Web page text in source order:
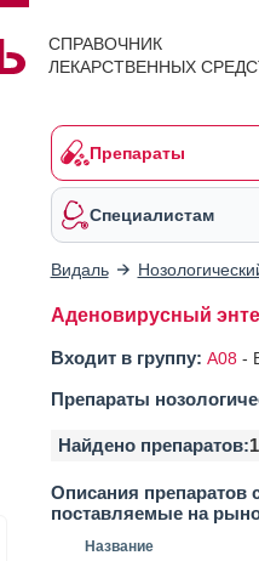
СПРАВОЧНИК
ЛЕКАРСТВЕННЫХ
Препараты
Специалистам
Видаль
Аденовирусный
Входит в группу: A08-
Препараты
Найдено препаратов:1
Описания препаратов
поставляемые на
Название